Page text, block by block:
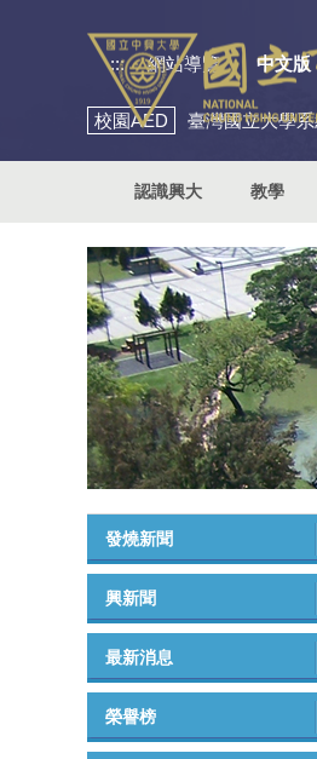
::: 網站導覽 中文版
校園AED 臺灣國立大學
認識興大 教學
發燒新聞
興新聞
最新消息
榮譽榜